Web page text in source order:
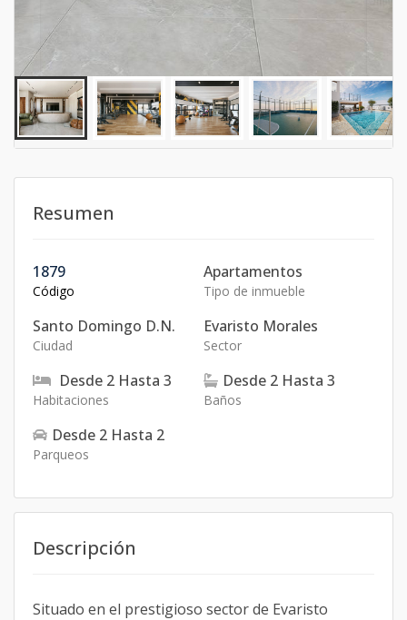
Resumen
1879
Código
Apartamentos
Tipo de inmueble
Santo Domingo D.N.
Ciudad
Evaristo Morales
Sector
Desde 2 Hasta 3
Habitaciones
Desde 2 Hasta 3
Baños
Desde 2 Hasta 2
Parqueos
Descripción
Situado en el prestigioso sector de Evaristo